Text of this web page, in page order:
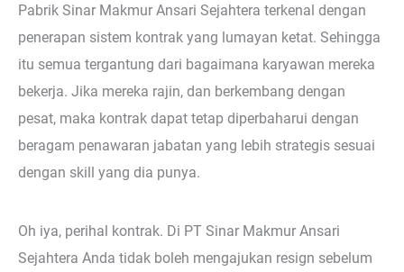
Pabrik Sinar Makmur Ansari Sejahtera terkenal dengan
penerapan sistem kontrak yang lumayan ketat. Sehingga
itu semua tergantung dari bagaimana karyawan mereka
bekerja. Jika mereka rajin, dan berkembang dengan
pesat, maka kontrak dapat tetap diperbaharui dengan
beragam penawaran jabatan yang lebih strategis sesuai
dengan skill yang dia punya.
Oh iya, perihal kontrak. Di PT Sinar Makmur Ansari
Sejahtera Anda tidak boleh mengajukan resign sebelum